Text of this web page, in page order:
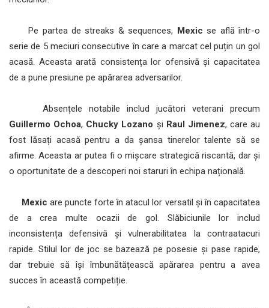
Pe partea de streaks & sequences, Mexic se află într-o
serie de 5 meciuri consecutive în care a marcat cel puțin un gol
acasă. Aceasta arată consistența lor ofensivă și capacitatea
de a pune presiune pe apărarea adversarilor.
Absențele notabile includ jucători veterani precum
Guillermo Ochoa, Chucky Lozano și Raul Jimenez, care au
fost lăsați acasă pentru a da șansa tinerelor talente să se
afirme. Aceasta ar putea fi o mișcare strategică riscantă, dar și
o oportunitate de a descoperi noi staruri în echipa națională.
Mexic are puncte forte în atacul lor versatil și în capacitatea
de a crea multe ocazii de gol. Slăbiciunile lor includ
inconsistența defensivă și vulnerabilitatea la contraatacuri
rapide. Stilul lor de joc se bazează pe posesie și pase rapide,
dar trebuie să își îmbunătățească apărarea pentru a avea
succes în această competiție.